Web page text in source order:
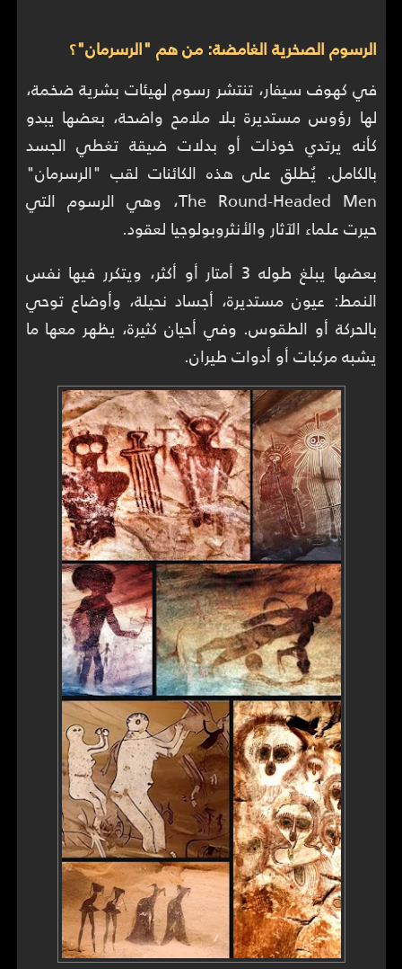
الرسوم الصخرية الغامضة: من هم "الرسرمان"؟
في كهوف سيفار، تنتشر رسوم لهيئات بشرية ضخمة،
لها رؤوس مستديرة بلا ملامح واضحة، بعضها يبدو
كأنه يرتدي خوذات أو بدلات ضيقة تغطي الجسد
بالكامل. يُطلق على هذه الكائنات لقب "الرسرمان"
The Round-Headed Men، وهي الرسوم التي
حيرت علماء الآثار والأنثروبولوجيا لعقود.
بعضها يبلغ طوله 3 أمتار أو أكثر، ويتكرر فيها نفس
النمط: عيون مستديرة، أجساد نحيلة، وأوضاع توحي
بالحركة أو الطقوس. وفي أحيان كثيرة، يظهر معها ما
يشبه مركبات أو أدوات طيران.